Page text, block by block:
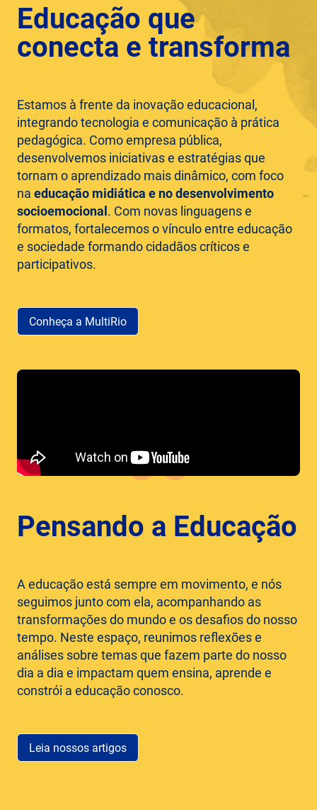
Educação que
conecta e transforma
Estamos à frente da inovação educacional,
integrando tecnologia e comunicação à prática
pedagógica. Como empresa pública,
desenvolvemos iniciativas e estratégias que
tornam o aprendizado mais dinâmico, com foco
na educação midiática e no desenvolvimento
socioemocional . Com novas linguagens e
formatos, fortalecemos o vínculo entre educação
e sociedade formando cidadãos críticos e
participativos.
Conheça a MultiRio
Pensando a Educação
A educação está sempre em movimento, e nós
seguimos junto com ela, acompanhando as
transformações do mundo e os desafios do nosso
tempo. Neste espaço, reunimos reflexões e
análises sobre temas que fazem parte do nosso
dia a dia e impactam quem ensina, aprende e
constrói a educação conosco.
Leia nossos artigos